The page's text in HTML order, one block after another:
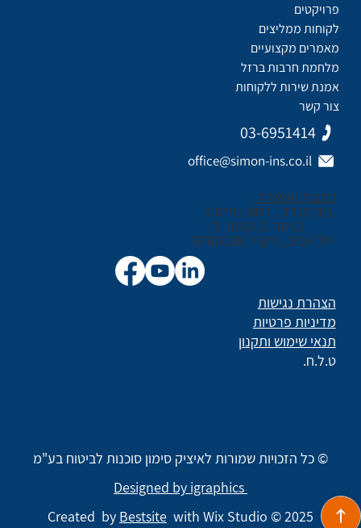
כתובת המשרד:
בית קנדה , רחוב נירים 3
כניסה C, קומה 3
תל אביב, מיקוד: 6706038
03-6951414
office@simon-ins.co.il
הצהרת נגישות
תנאי שימוש ותקנון
מדיניות פרטיות
ט.ל.ח.
פרויקטים
לקוחות ממליצים
מאמרים מקצועיים
מלחמת חרבות ברזל
אמנת שירות ללקוחות
צור קשר
Created by Bestsite with Wix Studio © 2025
Designed by igraphics
© כל הזכויות שמורות לאיציק סימון סוכנות לביטוח בע"מ